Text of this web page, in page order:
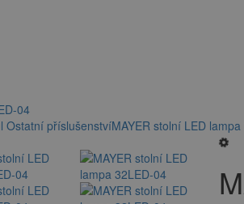
04
Ostatní příslušenstvíMAYER stolní LED